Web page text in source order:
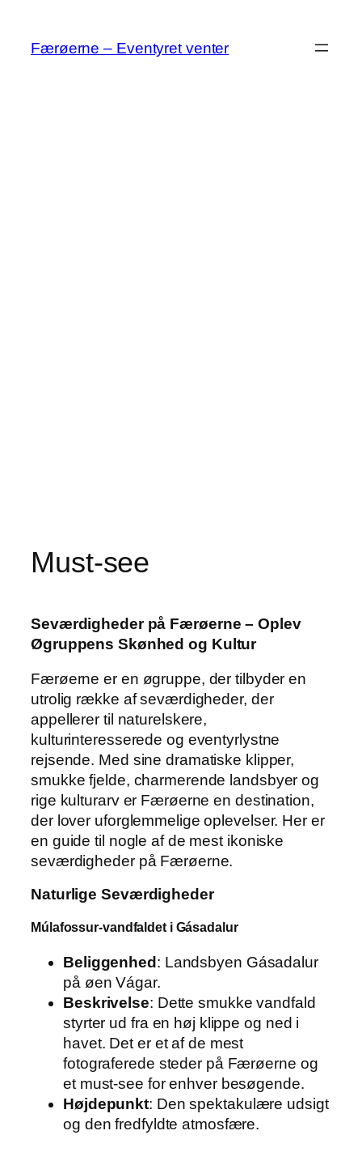
indhold
Færøerne – Eventyret venter
Must-see
Seværdigheder på Færøerne – Oplev
Øgruppens Skønhed og Kultur
Færøerne er en øgruppe, der tilbyder en
utrolig række af seværdigheder, der
appellerer til naturelskere,
kulturinteresserede og eventyrlystne
rejsende. Med sine dramatiske klipper,
smukke fjelde, charmerende landsbyer og
rige kulturarv er Færøerne en destination,
der lover uforglemmelige oplevelser. Her er
en guide til nogle af de mest ikoniske
seværdigheder på Færøerne.
Naturlige Seværdigheder
Múlafossur-vandfaldet i Gásadalur
Beliggenhed: Landsbyen Gásadalur
på øen Vágar.
Beskrivelse: Dette smukke vandfald
styrter ud fra en høj klippe og ned i
havet. Det er et af de mest
fotograferede steder på Færøerne og
et must-see for enhver besøgende.
Højdepunkt: Den spektakulære udsigt
og den fredfyldte atmosfære.